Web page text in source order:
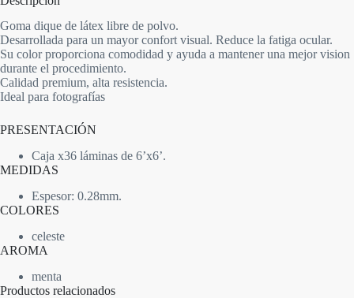
Goma dique de látex libre de polvo.
Desarrollada para un mayor confort visual. Reduce la fatiga ocular.
Su color proporciona comodidad y ayuda a mantener una mejor vision
durante el procedimiento.
Calidad premium, alta resistencia.
Ideal para fotografías
PRESENTACIÓN
Caja x36 láminas de 6’x6’.
MEDIDAS
Espesor: 0.28mm.
COLORES
celeste
AROMA
menta
Productos relacionados